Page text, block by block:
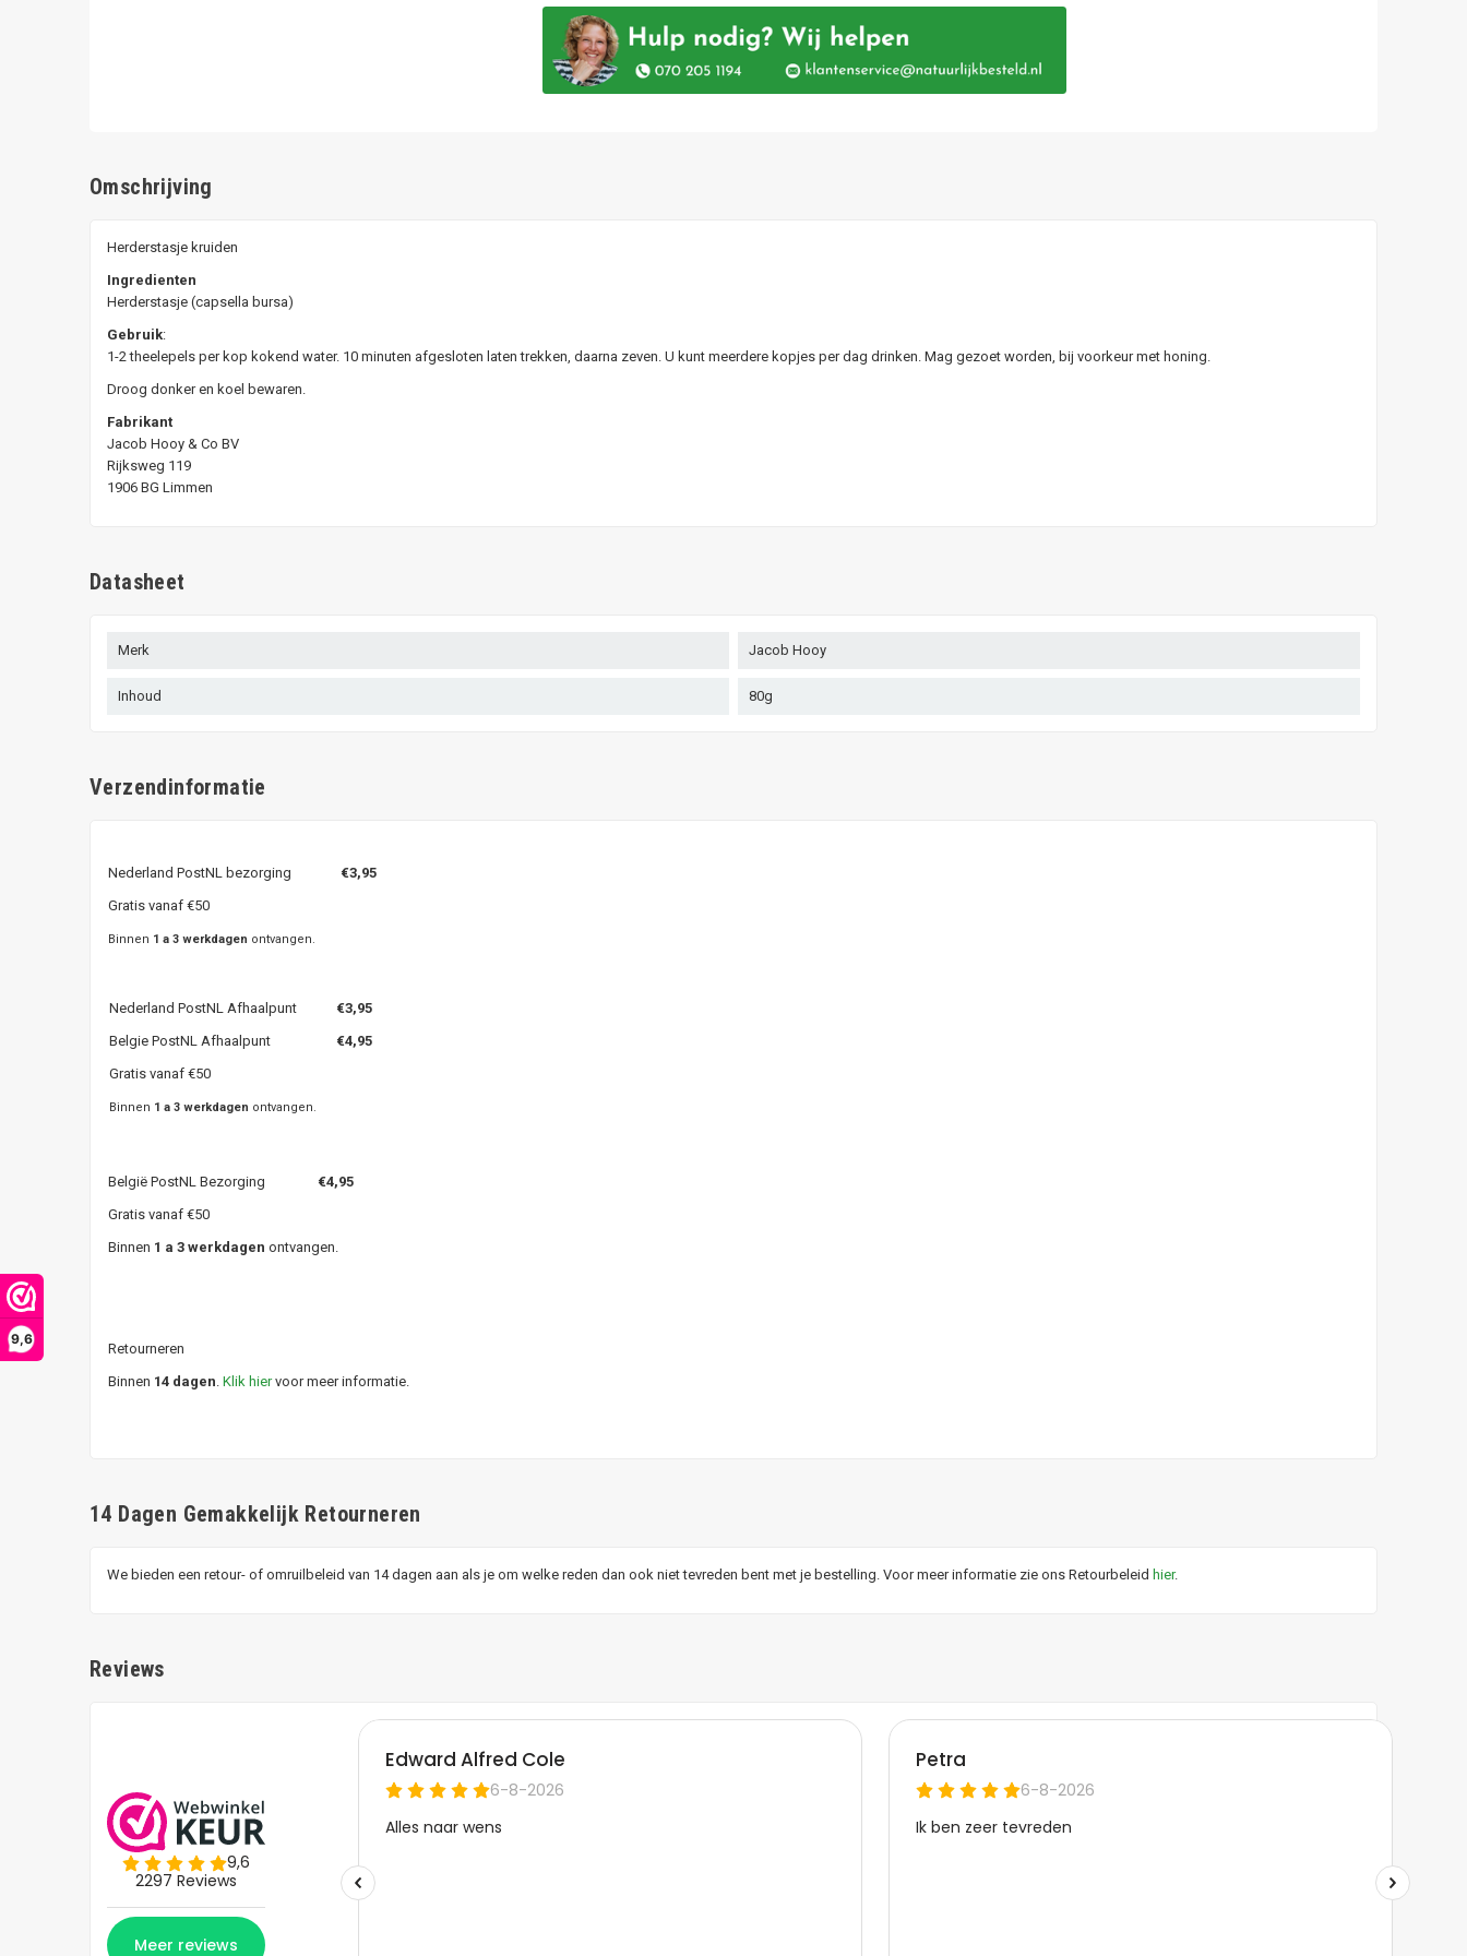
9,6
Omschrijving
Herderstasje kruiden
Ingredienten
Herderstasje (capsella bursa)
Gebruik:
1-2 theelepels per kop kokend water. 10 minuten afgesloten laten trekken, daarna zeven. U kunt meerdere kopjes per dag drinken. Mag gezoet worden, bij voorkeur met honing.
Droog donker en koel bewaren.
Fabrikant
Jacob Hooy & Co BV
Rijksweg 119
1906 BG Limmen
Datasheet
Merk Jacob Hooy
Inhoud 80g
Verzendinformatie
Nederland PostNL bezorging €3,95
Gratis vanaf €50
Binnen 1 a 3 werkdagen ontvangen.
Nederland PostNL Afhaalpunt €3,95
Belgie PostNL Afhaalpunt
€4,95
Gratis vanaf €50
Binnen 1 a 3 werkdagen ontvangen.
België PostNL Bezorging €4,95
Gratis vanaf €50
Binnen 1 a 3 werkdagen ontvangen.
Retourneren
Binnen 14 dagen. Klik hiervoor meer informatie.
14 Dagen Gemakkelijk Retourneren
We bieden een retour- of omruilbeleid van 14 dagen aan als je om welke reden dan ook niet tevreden bent met je bestelling. Voor meer informatie zie ons Retourbeleid hier.
Reviews